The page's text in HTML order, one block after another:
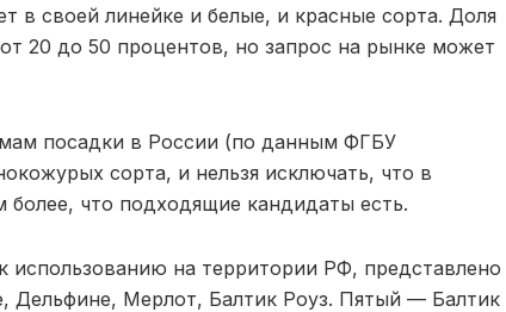
в своей линейке и белые, и красные сорта. Доля
20 до 50 процентов, но запрос на рынке может
посадки в России (по данным ФГБУ
сорта, и нельзя исключать, что в
что подходящие кандидаты есть.
на территории РФ, представлено
Дельфине, Мерлот, Балтик Роуз. Пятый — Балтик